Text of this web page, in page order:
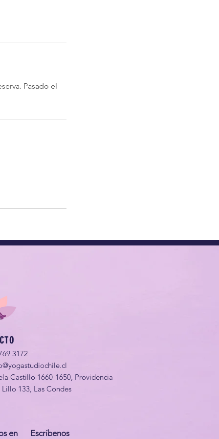
Pasado el
3172
Castillo 1660-1650, Providencia
Lillo 133, Las Condes
en Escríbenos